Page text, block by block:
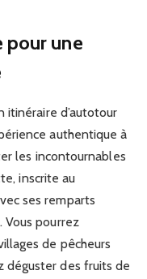
pour une
itinéraire d’autotour
authentique à
les incontournables
inscrite au
ses remparts
Vous pourrez
de pêcheurs
déguster des fruits de